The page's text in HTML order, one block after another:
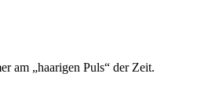
am „haarigen Puls“ der Zeit.